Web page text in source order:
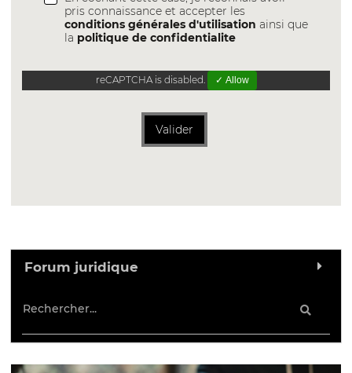
pris connaissance et accepter les
conditions générales d'utilisation ainsi que
la politique de confidentialite
reCAPTCHA is disabled. ✓ Allow
Valider
Forum juridique